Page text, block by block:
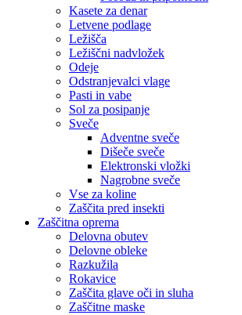
Kasete za denar
Letvene podlage
Ležišča
Ležiščni nadvložek
Odeje
Odstranjevalci vlage
Pasti in vabe
Sol za posipanje
Sveče
Adventne sveče
Dišeče sveče
Elektronski vložki
Nagrobne sveče
Vse za koline
Zaščita pred insekti
Zaščitna oprema
Delovna obutev
Delovne obleke
Razkužila
Rokavice
Zaščita glave oči in sluha
Zaščitne maske